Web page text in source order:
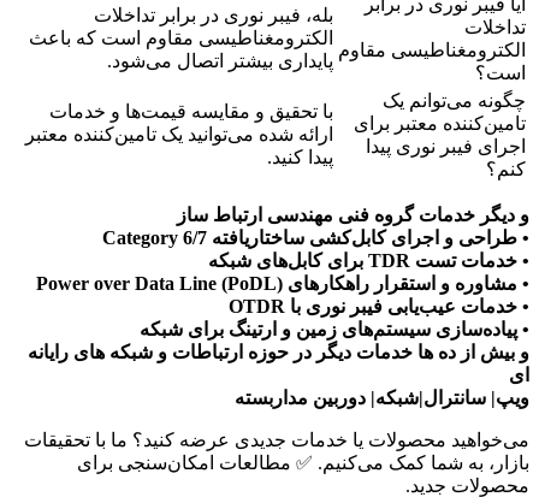
تداخلات
الکترومغناطیسی مقاوم
است؟
بله، فیبر نوری در برابر تداخلات
الکترومغناطیسی مقاوم است که باعث
پایداری بیشتر اتصال می‌شود.
چگونه می‌توانم یک
تامین‌کننده معتبر برای
اجرای فیبر نوری پیدا
کنم؟
با تحقیق و مقایسه قیمت‌ها و خدمات
ارائه شده می‌توانید یک تامین‌کننده معتبر
پیدا کنید.
و دیگر خدمات گروه فنی مهندسی ارتباط ساز
• طراحی و اجرای کابل‌کشی ساختاریافته Category 6/7
• خدمات تست TDR برای کابل‌های شبکه
• مشاوره و استقرار راهکارهای Power over Data Line (PoDL)
• خدمات عیب‌یابی فیبر نوری با OTDR
• پیاده‌سازی سیستم‌های زمین و ارتینگ برای شبکه
و بیش از ده ها خدمات دیگر در حوزه ارتباطات و شبکه های رایانه
ای
ویپ| سانترال|شبکه| دوربین مداربسته
می‌خواهید محصولات یا خدمات جدیدی عرضه کنید؟ ما با تحقیقات
بازار، به شما کمک می‌کنیم. ✅ مطالعات امکان‌سنجی برای
محصولات جدید.